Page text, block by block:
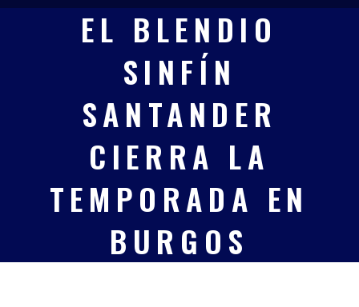
t
e
a
b
EL BLENDIO
SINFÍN
SANTANDER
CIERRA LA
TEMPORADA EN
BURGOS